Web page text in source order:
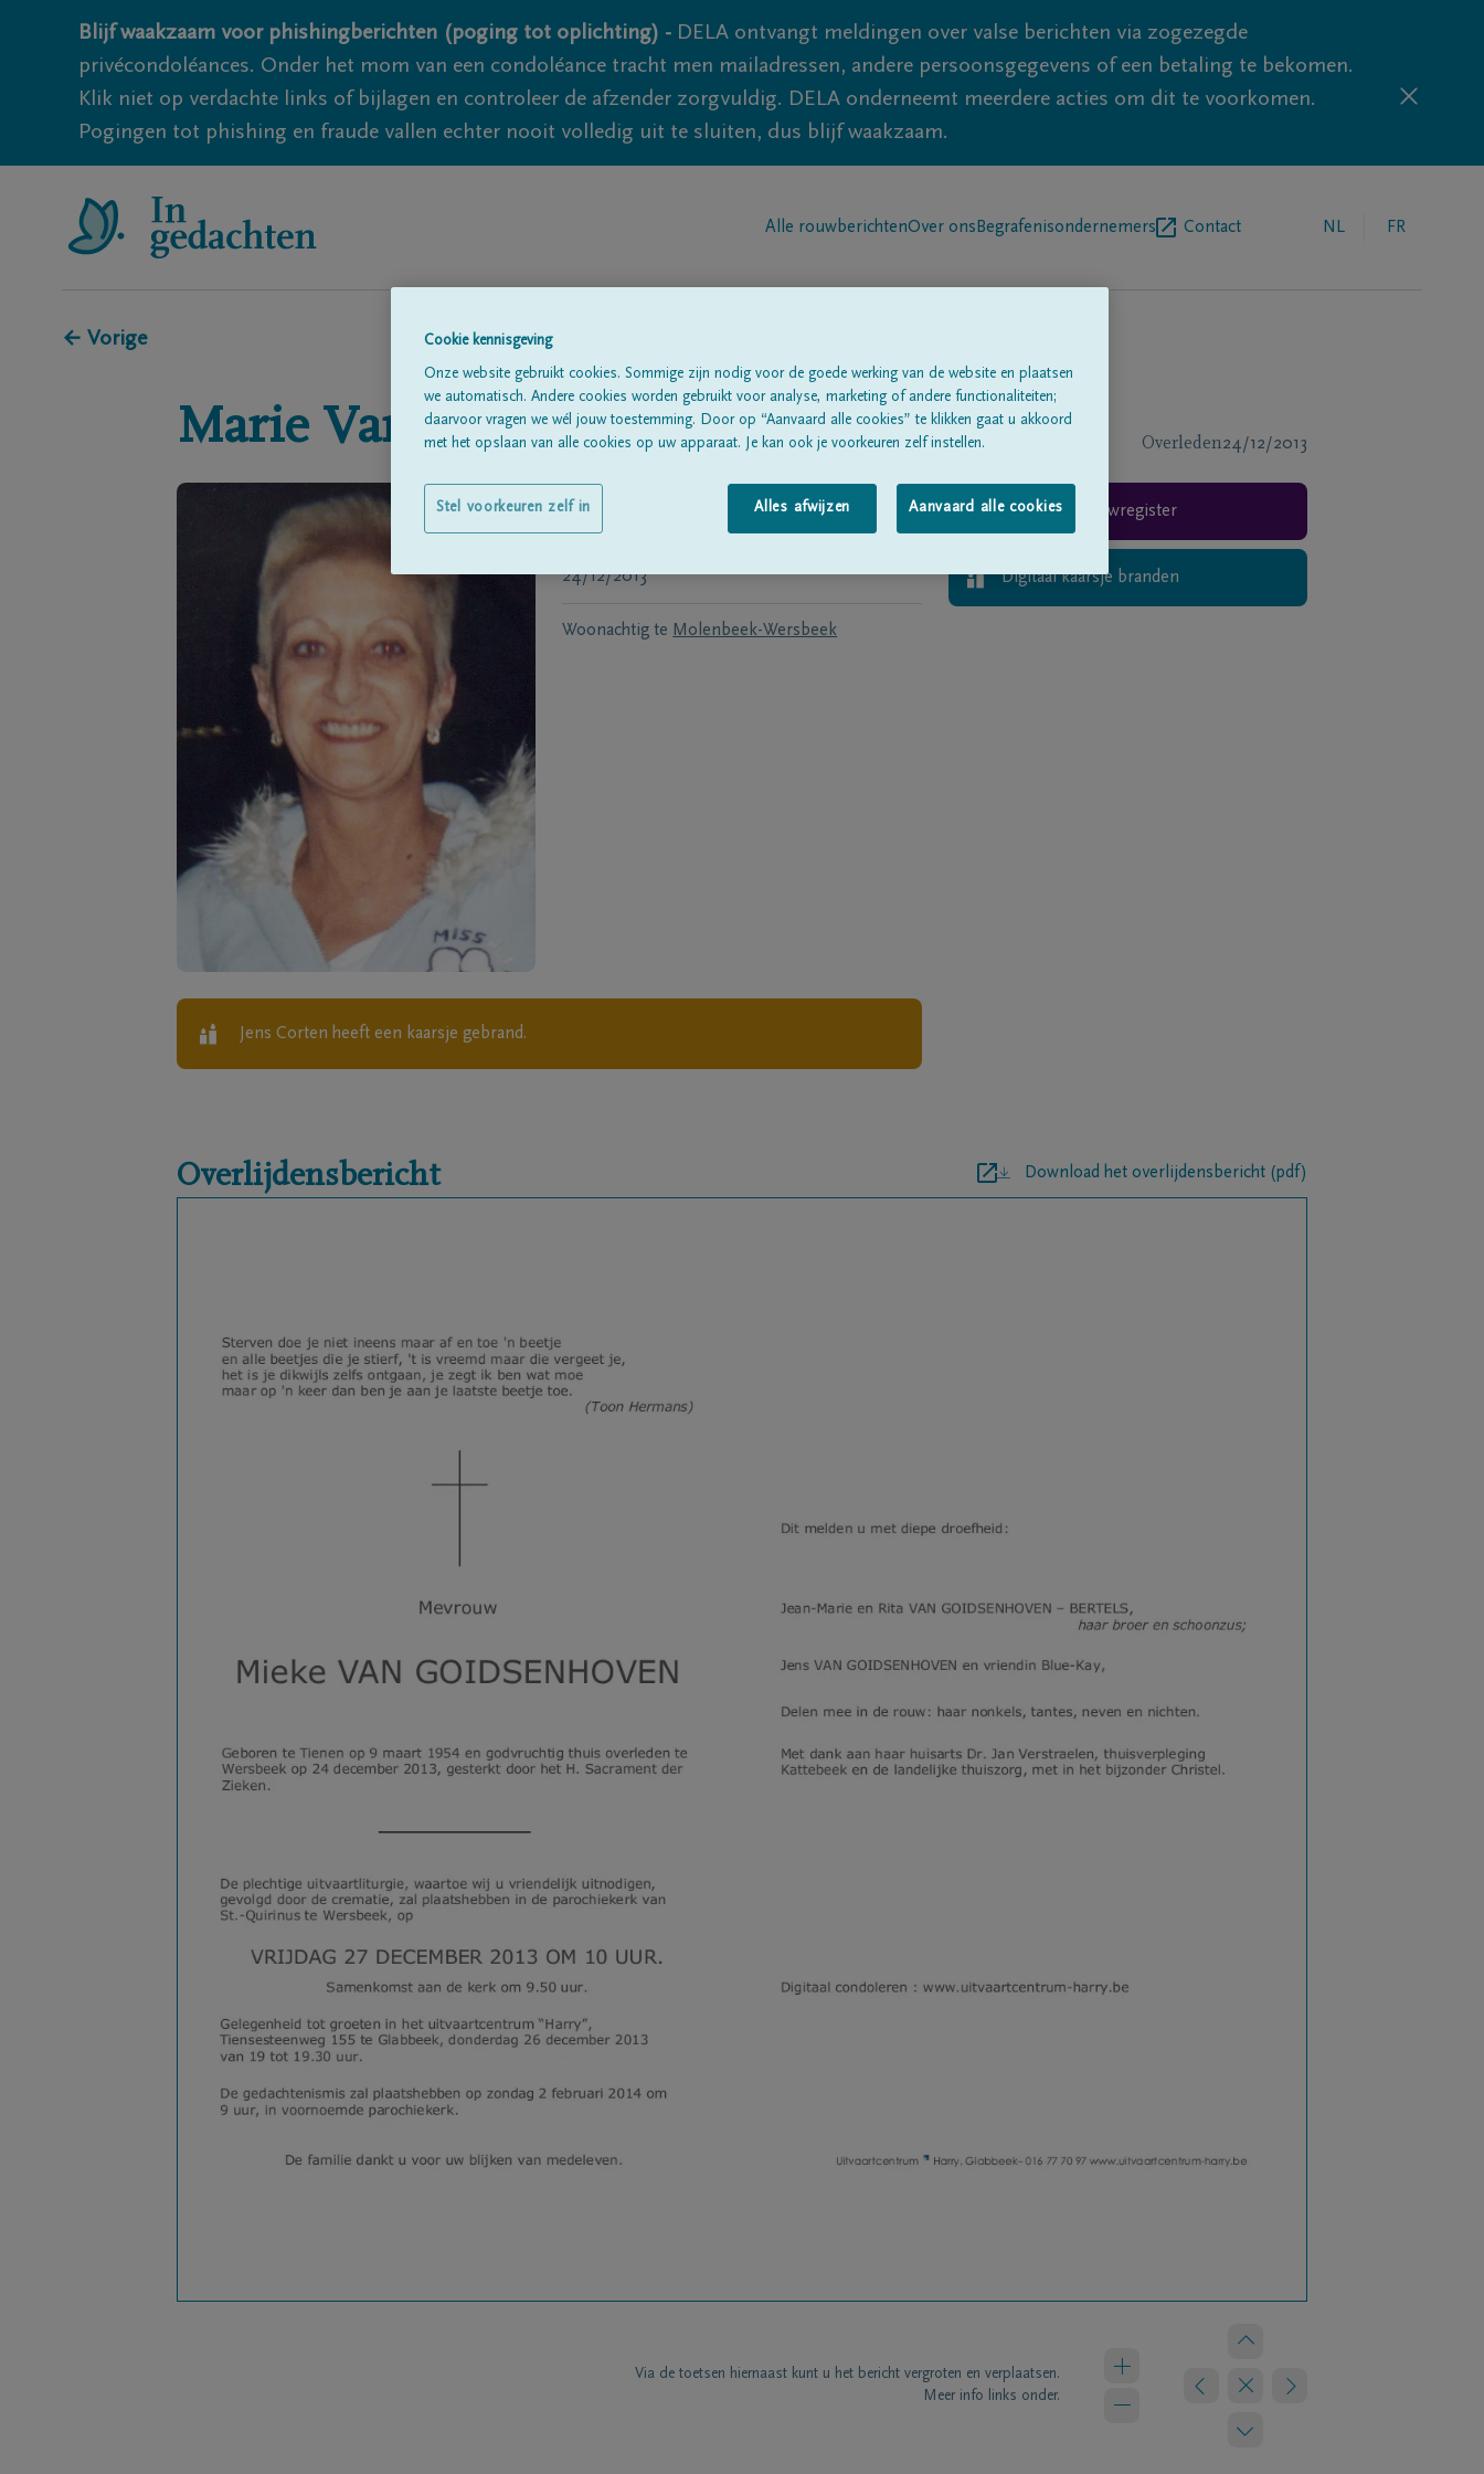
Blijf waakzaam voor phishingberichten (poging tot oplichting) - DELA ontvangt meldingen over valse berichten via zogezegde
privécondoléances. Onder het mom van een condoléance tracht men mailadressen, andere persoonsgegevens of een betaling te bekomen.
Klik niet op verdachte links of bijlagen en controleer de afzender zorgvuldig. DELA onderneemt meerdere acties om dit te voorkomen.
Pogingen tot phishing en fraude vallen echter nooit volledig uit te sluiten, dus blijf waakzaam.
Alle rouwberichtenOver ons Begrafenisondernemers Contact NL FR
← Vorige
Marie Van Goidsenhoven Overleden24/12/2013
Geboren te 09/03/1954
24/12/2013
Woonachtig te Molenbeek-Wersbeek
Jens Corten heeft een kaarsje gebrand.
Rouwregister
Digitaal kaarsje branden
Overlijdensbericht Download het overlijdensbericht (pdf)
Via de toetsen hiernaast kunt u het bericht vergroten en verplaatsen.
Meer info links onder.
Cookie kennisgeving
Onze website gebruikt cookies. Sommige zijn nodig voor de goede werking van de website en plaatsen
we automatisch. Andere cookies worden gebruikt voor analyse, marketing of andere functionaliteiten;
daarvoor vragen we wél jouw toestemming. Door op “Aanvaard alle cookies” te klikken gaat u akkoord
met het opslaan van alle cookies op uw apparaat. Je kan ook je voorkeuren zelf instellen.
Alles afwijzen Aanvaard alle cookies
Stel voorkeuren zelf in